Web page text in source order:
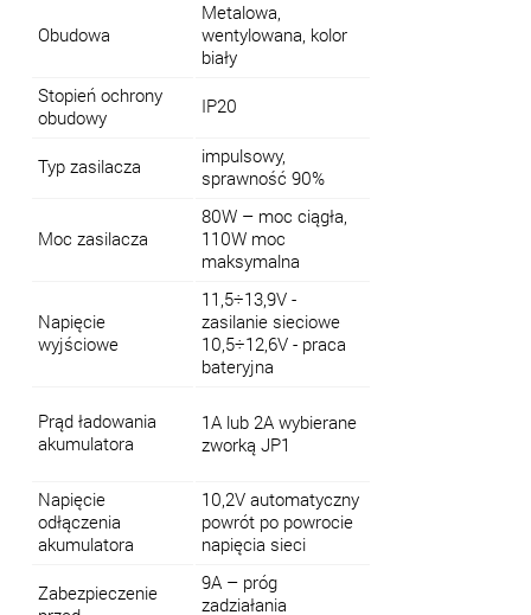
Obudowa
Metalowa,
wentylowana, kolor
biały
Stopień ochrony
obudowy
IP20
Typ zasilacza
impulsowy,
sprawność 90%
Moc zasilacza
80W – moc ciągła,
110W moc
maksymalna
Napięcie
wyjściowe
11,5÷13,9V -
zasilanie sieciowe
10,5÷12,6V - praca
bateryjna
Prąd ładowania
akumulatora
1A lub 2A wybierane
zworką JP1
Napięcie
odłączenia
akumulatora
10,2V automatyczny
powrót po powrocie
napięcia sieci
Zabezpieczenie
9A – próg
zadziałania